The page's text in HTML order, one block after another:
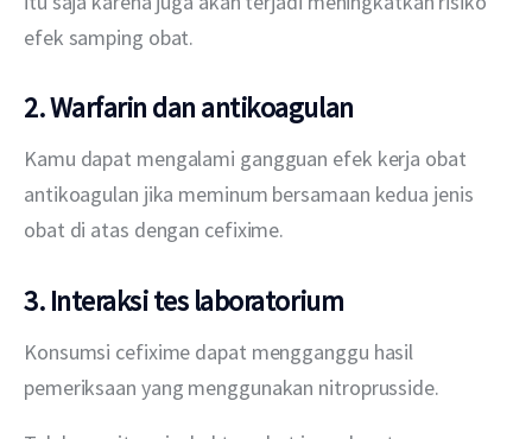
efek samping obat.
2. Warfarin dan antikoagulan
Kamu dapat mengalami gangguan efek kerja obat
antikoagulan jika meminum bersamaan kedua jenis
obat di atas dengan cefixime.
3. Interaksi tes laboratorium
Konsumsi cefixime dapat mengganggu hasil
pemeriksaan yang menggunakan nitroprusside.